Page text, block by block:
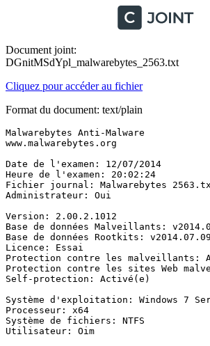
Document joint:
DGnitMSdYpl_malwarebytes_2563.txt
Cliquez pour accéder au fichier
Format du document: text/plain
Malwarebytes Anti-Malware
www.malwarebytes.org
Date de l'examen: 12/07/2014
Heure de l'examen: 20:02:24
Fichier journal: Malwarebytes
Administrateur: Oui
Version: 2.00.2.1012
Base de données Malveillants:
Base de données Rootkits:
Licence: Essai
Protection contre les malveillants:
Protection contre les sites Web
Self-protection: Activé(e)
Système d'exploitation: Windows 7
Processeur: x64
Système de fichiers: NTFS
Utilisateur: Oim